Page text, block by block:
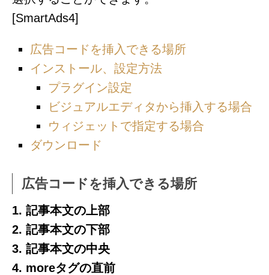
[SmartAds4]
広告コードを挿入できる場所
インストール、設定方法
プラグイン設定
ビジュアルエディタから挿入する場合
ウィジェットで指定する場合
ダウンロード
広告コードを挿入できる場所
1. 記事本文の上部
2. 記事本文の下部
3. 記事本文の中央
4. moreタグの直前